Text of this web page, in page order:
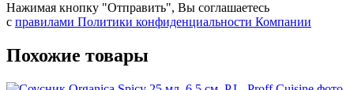
Нажимая кнопку "Отправить", Вы соглашаетесь
с правилами Политики конфиденциальности Компании
Похожие товары